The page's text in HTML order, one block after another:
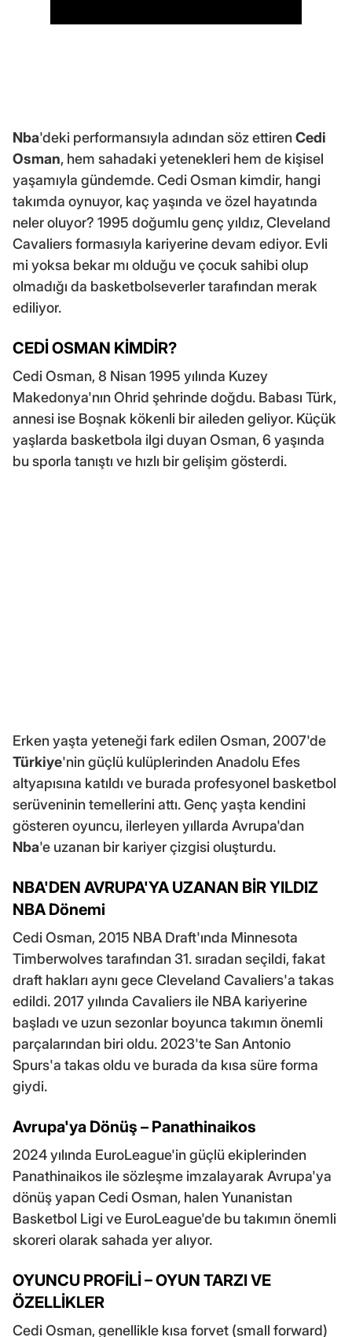
Nba'deki performansıyla adından söz ettirenCedi
Osman, hem sahadaki yetenekleri hem de kişisel
yaşamıyla gündemde. Cedi Osman kimdir, hangi
takımda oynuyor, kaç yaşında ve özel hayatında
neler oluyor? 1995 doğumlu genç yıldız, Cleveland
Cavaliers formasıyla kariyerine devam ediyor. Evli
mi yoksa bekar mı olduğu ve çocuk sahibi olup
olmadığı da basketbolseverler tarafından merak
ediliyor.
CEDİ OSMAN KİMDİR?
Cedi Osman, 8 Nisan 1995 yılında Kuzey
Makedonya'nın Ohrid şehrinde doğdu. Babası Türk,
annesi ise Boşnak kökenli bir aileden geliyor. Küçük
yaşlarda basketbola ilgi duyan Osman, 6 yaşında
bu sporla tanıştı ve hızlı bir gelişim gösterdi.
Erken yaşta yeteneği fark edilen Osman, 2007'de
Türkiye'nin güçlü kulüplerinden Anadolu Efes
altyapısına katıldı ve burada profesyonel basketbol
serüveninin temellerini attı. Genç yaşta kendini
gösteren oyuncu, ilerleyen yıllarda Avrupa'dan
Nba'e uzanan bir kariyer çizgisi oluşturdu.
NBA'DEN AVRUPA'YA UZANAN BİR YILDIZ
NBA Dönemi
Cedi Osman, 2015 NBA Draft'ında Minnesota
Timberwolves tarafından 31. sıradan seçildi, fakat
draft hakları aynı gece Cleveland Cavaliers'a takas
edildi. 2017 yılında Cavaliers ile NBA kariyerine
başladı ve uzun sezonlar boyunca takımın önemli
parçalarından biri oldu. 2023'te San Antonio
Spurs'a takas oldu ve burada da kısa süre forma
giydi.
Avrupa'ya Dönüş – Panathinaikos
2024 yılında EuroLeague'in güçlü ekiplerinden
Panathinaikos ile sözleşme imzalayarak Avrupa'ya
dönüş yapan Cedi Osman, halen Yunanistan
Basketbol Ligi ve EuroLeague'de bu takımın önemli
skoreri olarak sahada yer alıyor.
OYUNCU PROFİLİ – OYUN TARZI VE
ÖZELLİKLER
Cedi Osman, genellikle kısa forvet (small forward)